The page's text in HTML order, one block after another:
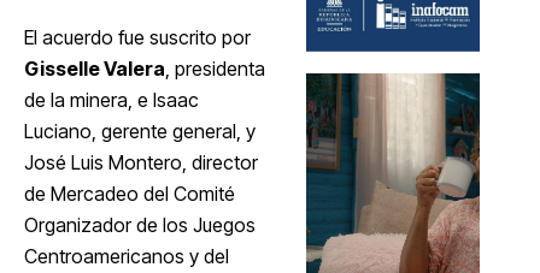
El acuerdo fue suscrito por
Gisselle Valera , presidenta
de la minera, e Isaac
Luciano, gerente general, y
José Luis Montero, director
de Mercadeo del Comité
Organizador de los Juegos
Centroamericanos y del